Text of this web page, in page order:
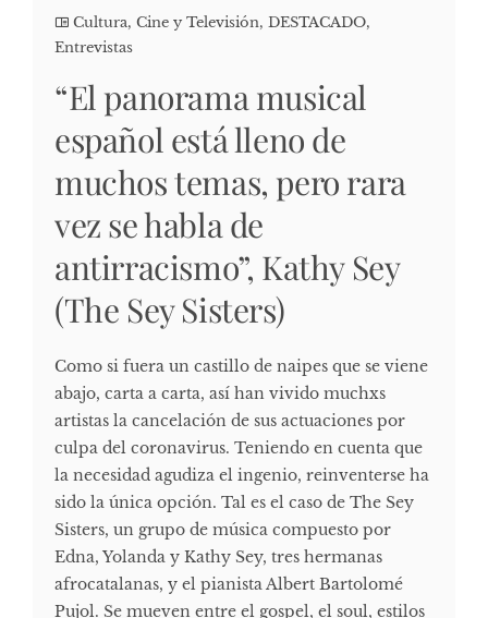
Cultura, Cine y Televisión, DESTACADO,
Entrevistas
“El panorama musical
español está lleno de
muchos temas, pero rara
vez se habla de
antirracismo”, Kathy Sey
(The Sey Sisters)
Como si fuera un castillo de naipes que se viene
abajo, carta a carta, así han vivido muchxs
artistas la cancelación de sus actuaciones por
culpa del coronavirus. Teniendo en cuenta que
la necesidad agudiza el ingenio, reinventerse ha
sido la única opción. Tal es el caso de The Sey
Sisters, un grupo de música compuesto por
Edna, Yolanda y Kathy Sey, tres hermanas
afrocatalanas, y el pianista Albert Bartolomé
Pujol. Se mueven entre el gospel, el soul, estilos